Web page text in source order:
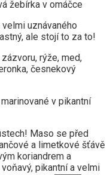
uznávaného
ale stojí to za to!
rýže, med,
česnekový
Maso se před
a limetkové šťávě
koriandrem a
pikantní a velmi